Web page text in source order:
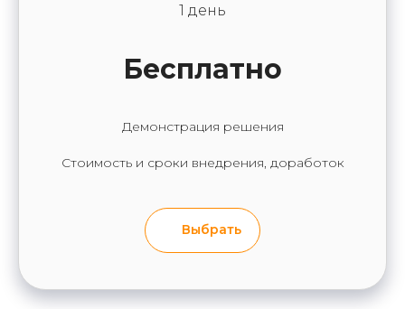
1 день
Бесплатно
Демонстрация решения
Стоимость и сроки внедрения, доработок
Выбрать